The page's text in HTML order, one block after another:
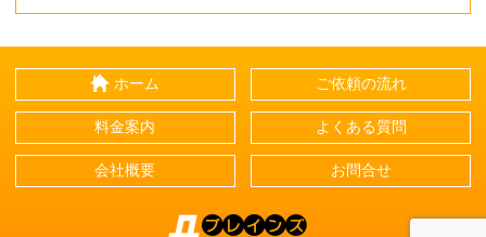
ホーム ご依頼の流れ
料金案内 よくある質問
会社概要 お問合せ